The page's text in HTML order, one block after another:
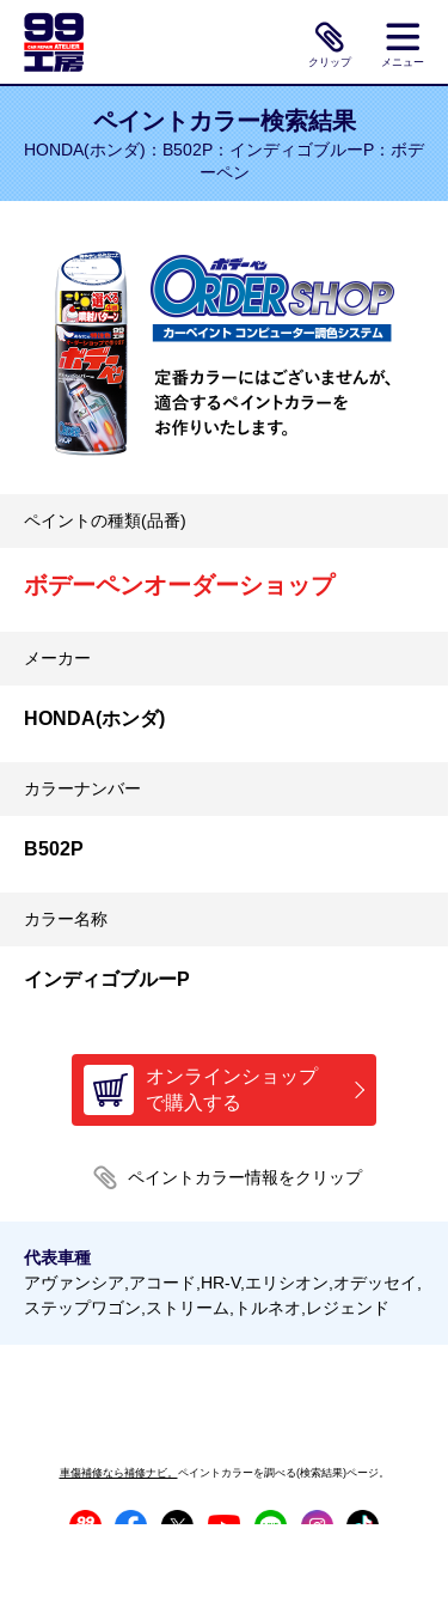
クリップ メニュー
ペイントカラー検索結果
HONDA(ホンダ)：B502P：インディゴブルーP：ボデ
ーペン
ペイントの種類(品番)
ボデーペンオーダーショップ
メーカー
HONDA(ホンダ)
カラーナンバー
B502P
カラー名称
インディゴブルーP
オンラインショップ
で購入する
代表車種
アヴァンシア,アコード,HR-V,エリシオン,オデッセイ,
ステップワゴン,ストリーム,トルネオ,レジェンド
車傷補修なら補修ナビ。 ペイントカラーを調べる(検索結果)ページ。